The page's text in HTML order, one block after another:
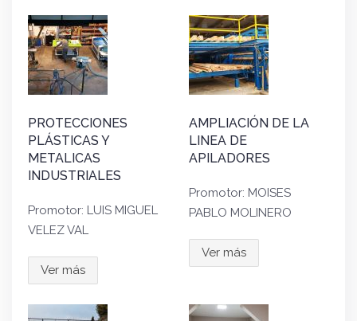
PROTECCIONES
PLÁSTICAS Y
METALICAS
INDUSTRIALES
Promotor: LUIS MIGUEL
VELEZ VAL
Ver más
AMPLIACIÓN DE LA
LINEA DE
APILADORES
Promotor: MOISES
PABLO MOLINERO
Ver más